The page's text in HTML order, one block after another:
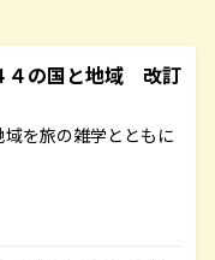
の国と地域 改訂
域を旅の雑学とともに